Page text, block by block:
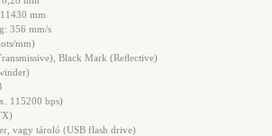
mm
356 mm/s
mm)
Black Mark (Reﬂective)
115200 bps)
vagy tároló (USB flash drive)